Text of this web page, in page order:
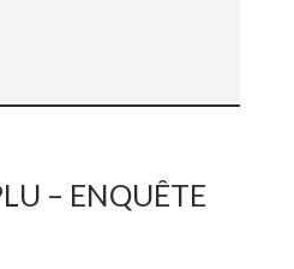
– ENQUÊTE